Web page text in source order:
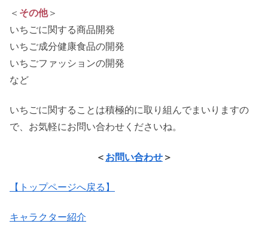
＜ その他＞
いちごに関する商品開発
いちご成分健康食品の開発
いちごファッションの開発
など
いちごに関することは積極的に取り組んでまいりますの
で、お気軽にお問い合わせくださいね。
＜ お問い合わせ ＞
【トップページへ戻る】
キャラクター紹介